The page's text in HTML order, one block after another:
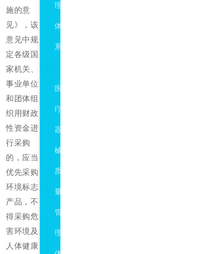
施的意
见》，该
意见中规
定各级国
家机关、
事业单位
和团体组
织用财政
性资金进
行采购
的，应当
优先采购
环境标志
产品，不
得采购危
害环境及
人体健康
理
体
系
医
疗
器
械
质
量
管
理